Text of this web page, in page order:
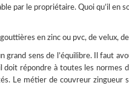
par le propriétaire. Quoi qu’il en
en zinc ou pvc, de velux,
grand sens de l’équilibre. Il faut
répondre à toutes les normes
Le métier de couvreur zingueur